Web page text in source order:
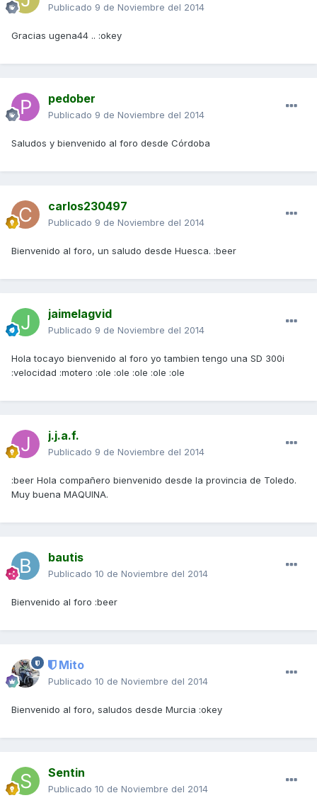
Publicado 9 de Noviembre del 2014
Gracias ugena44 .. :okey
pedober
Publicado 9 de Noviembre del 2014
Saludos y bienvenido al foro desde Córdoba
carlos230497
Publicado 9 de Noviembre del 2014
Bienvenido al foro, un saludo desde Huesca. :beer
jaimelagvid
Publicado 9 de Noviembre del 2014
Hola tocayo bienvenido al foro yo tambien tengo una SD 300i
:velocidad :motero :ole :ole :ole :ole :ole
j.j.a.f.
Publicado 9 de Noviembre del 2014
:beer Hola compañero bienvenido desde la provincia de Toledo.
Muy buena MAQUINA.
bautis
Publicado 10 de Noviembre del 2014
Bienvenido al foro :beer
Mito
Publicado 10 de Noviembre del 2014
Bienvenido al foro, saludos desde Murcia :okey
Sentin
Publicado 10 de Noviembre del 2014